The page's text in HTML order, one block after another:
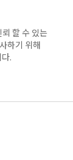
뢰 할 수 있는
하기 위해
.